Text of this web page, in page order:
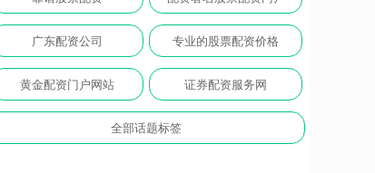
广东配资公司 专业的股票配资价格
黄金配资门户网站 证券配资服务网
全部话题标签